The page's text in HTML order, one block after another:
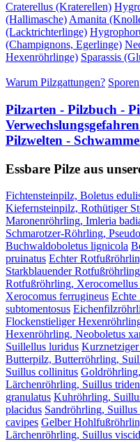
Craterellus (Kraterellen)
(Hallimasche) Amanita
(Lacktrichterlinge)
(Champignons, Egerlinge)
Hexenröhrlinge) Sparassis
Warum Pilzgattungen?
Pilzarten - Pilzbuch -
Pilzwelten -
Essbare Pilze aus
Fichtensteinpilz, Boletus
Kiefernsteinpilz, Rothütiger
Maronenröhrling, Imleria
Schmarotzer-Röhrling,
Buchwaldoboletus lignicola
pruinatus Echter
Starkblauender
Rotfußröhrling, Xerocomellus
Xerocomus ferrugineus Echte
subtomentosus
Flockenstieliger
Hexenröhrling, Neoboletus
Suillellus luridus
Butterpilz, Butterröhrling,
Suillus collinitus
Lärchenröhrling, Suillus
granulatus Kuhröhrling,
placidus Sandröhrling, Suillus
cavipes Gelber
Lärchenröhrling, Suillus